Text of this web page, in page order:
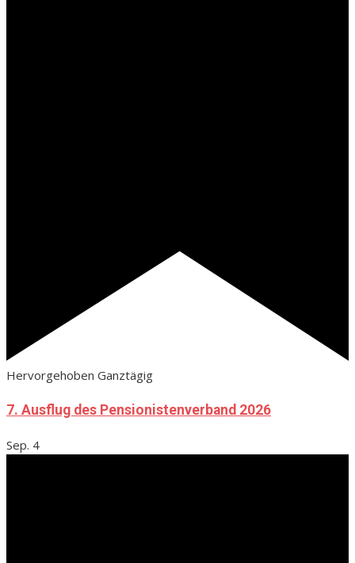
Hervorgehoben Ganztägig
7. Ausflug des Pensionistenverband 2026
Sep. 4